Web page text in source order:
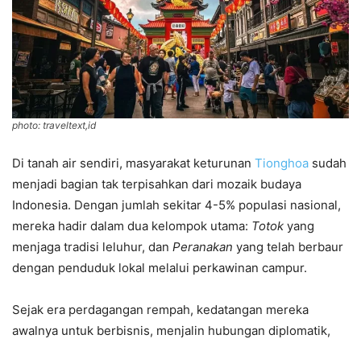
photo: traveltext,id
Di tanah air sendiri, masyarakat keturunan Tionghoa sudah
menjadi bagian tak terpisahkan dari mozaik budaya
Indonesia. Dengan jumlah sekitar 4-5% populasi nasional,
mereka hadir dalam dua kelompok utama: Totok yang
menjaga tradisi leluhur, dan Peranakan yang telah berbaur
dengan penduduk lokal melalui perkawinan campur.
Sejak era perdagangan rempah, kedatangan mereka
awalnya untuk berbisnis, menjalin hubungan diplomatik,